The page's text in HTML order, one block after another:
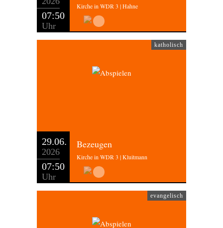
07:50
Uhr
Kirche in WDR 3 | Hahne
katholisch
29.06.
2026
07:50
Uhr
Bezeugen
Kirche in WDR 3 | Kluitmann
evangelisch